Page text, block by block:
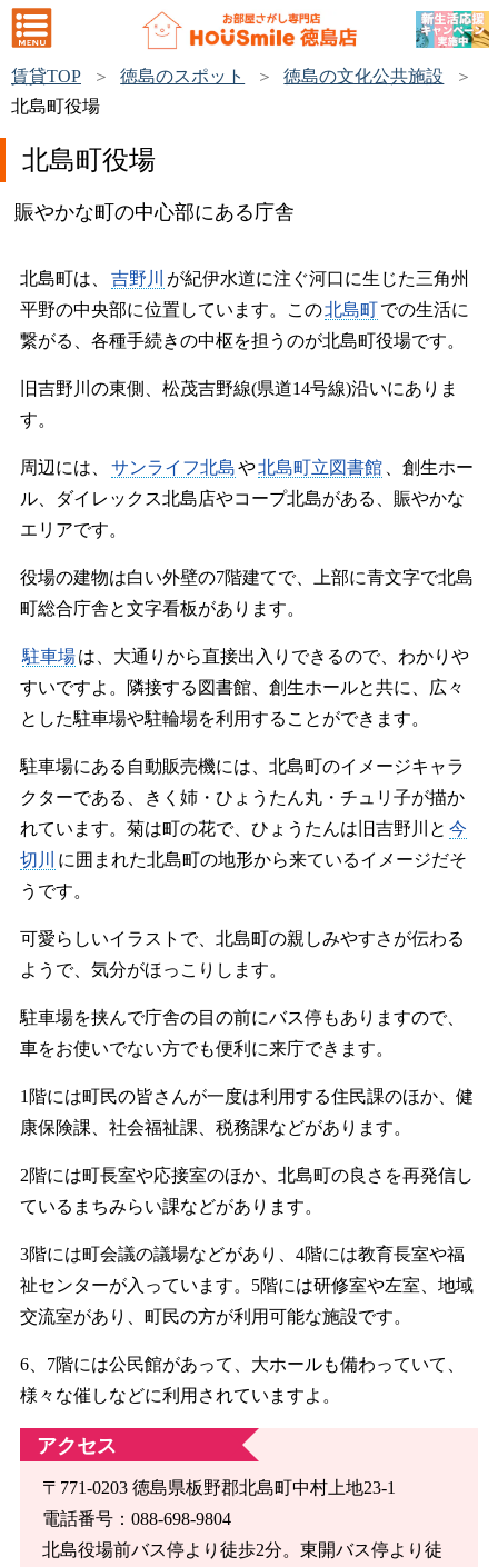
賃貸TOP 徳島のスポット
徳島の文化公共施設
北島町役場
北島町役場
賑やかな町の中心部にある庁舎
北島町は、 吉野川
が紀伊水道に注ぐ河口に生じた三角州
平野の中央部に位置しています。この北島町での生活に
繋がる、各種手続きの中枢を担うのが北島町役場です。
旧吉野川の東側、松茂吉野線(県道14号線)沿いにありま
す。
周辺には、 サンライフ北島や北島町立図書館
、創生ホー
ル、ダイレックス北島店やコープ北島がある、賑やかな
エリアです。
役場の建物は白い外壁の7階建てで、上部に青文字で北島
町総合庁舎と文字看板があります。
駐車場は、大通りから直接出入りできるので、わかりや
すいですよ。隣接する図書館、創生ホールと共に、広々
とした駐車場や駐輪場を利用することができます。
駐車場にある自動販売機には、北島町のイメージキャラ
クターである、きく姉・ひょうたん丸・チュリ子が描か
れています。菊は町の花で、ひょうたんは旧吉野川と 今
切川
に囲まれた北島町の地形から来ているイメージだそ
うです。
可愛らしいイラストで、北島町の親しみやすさが伝わる
ようで、気分がほっこりします。
駐車場を挟んで庁舎の目の前にバス停もありますので、
車をお使いでない方でも便利に来庁できます。
1階には町民の皆さんが一度は利用する住民課のほか、健
康保険課、社会福祉課、税務課などがあります。
2階には町長室や応接室のほか、北島町の良さを再発信し
ているまちみらい課などがあります。
3階には町会議の議場などがあり、4階には教育長室や福
祉センターが入っています。5階には研修室や左室、地域
交流室があり、町民の方が利用可能な施設です。
6、7階には公民館があって、大ホールも備わっていて、
様々な催しなどに利用されていますよ。
アクセス
〒771-0203 徳島県板野郡北島町中村上地23-1
電話番号：088-698-9804
北島役場前バス停より徒歩2分。東開バス停より徒